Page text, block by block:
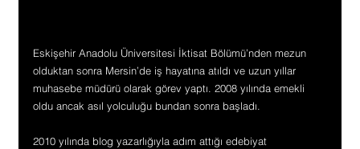
Eskişehir Anadolu Üniversitesi İktisat Bölümü’nden mezun
olduktan sonra Mersin’de iş hayatına atıldı ve uzun yıllar
muhasebe müdürü olarak görev yaptı. 2008 yılında emekli
oldu ancak asıl yolculuğu bundan sonra başladı.
2010 yılında blog yazarlığıyla adım attığı edebiyat